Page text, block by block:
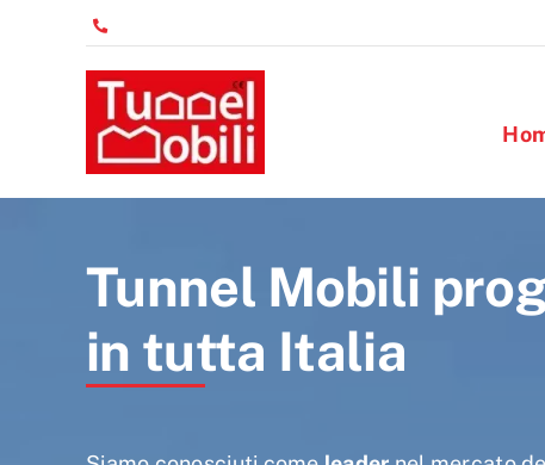
contenuto
Tunnel Mobili
in tutta Italia